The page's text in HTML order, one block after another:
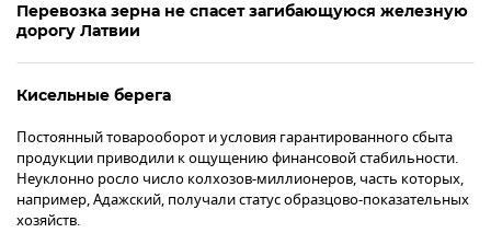
Перевозка зерна не спасет загибающуюся железную
дорогу Латвии
Кисельные берега
Постоянный товарооборот и условия гарантированного сбыта
продукции приводили к ощущению финансовой стабильности.
Неуклонно росло число колхозов-миллионеров, часть которых,
например, Адажский, получали статус образцово-показательных
хозяйств.